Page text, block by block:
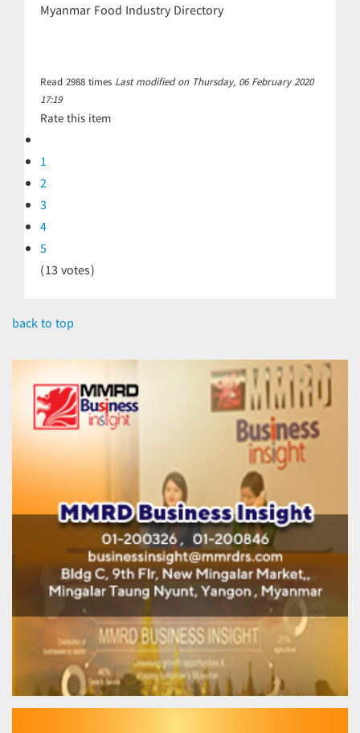
Myanmar Food Industry Directory
Read2988times Last modified on Thursday, 06 February 2020
17:19
Rate this item
1
2
3
4
5
(13 votes)
back to top